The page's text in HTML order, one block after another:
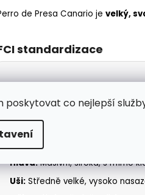
poskytovat co nejlepší
de Presa Canario je velký,
standardizace
Váha:Psi: 50 - 65 kg, Feny: 40 -
Krátká, přiléhavá, drsná
Tvar těla:
Hlava:Masivní, široká, s mírně
Uši: Středně velké, vysoko